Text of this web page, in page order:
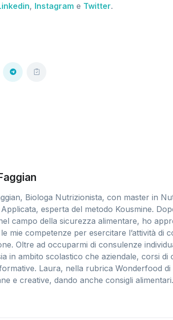
, Instagram e Twitter.
Biologa Nutrizionista, con master in
esperta del metodo Kousmine.
campo della sicurezza alimentare, ho
mie competenze per esercitare l’attività di
Oltre ad occuparmi di consulenze
in ambito scolastico che aziendale, corsi di
Laura, nella rubrica Wonderfood
e creative, dando anche consigli alimentari.